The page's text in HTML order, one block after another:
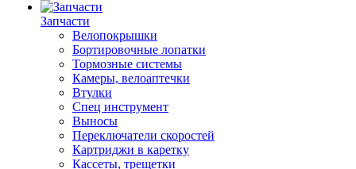
Запчасти
Велопокрышки
Бортировочные лопатки
Тормозные системы
Камеры, велоаптечки
Втулки
Спец инструмент
Выносы
Переключатели скоростей
Картриджи в каретку
Кассеты, трещетки